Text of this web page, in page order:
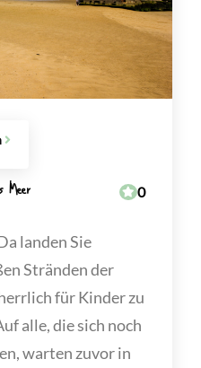
Meer 0
landen Sie
Stränden der
für Kinder zu
alle, die sich noch
warten zuvor in